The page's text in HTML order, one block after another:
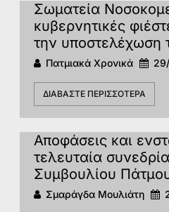
Σωματεία
κυβερνητικές
την υποστελέχωση
Πατμιακά Χρονικά
ΔΙΑΒΆΣΤΕ ΠΕΡΙΣΣΌΤΕΡΑ
Αποφάσεις και
τελευταία
Συμβουλίου
Σμαράγδα Μουλιάτη